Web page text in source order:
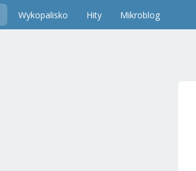
Wykopalisko Hity Mikroblog